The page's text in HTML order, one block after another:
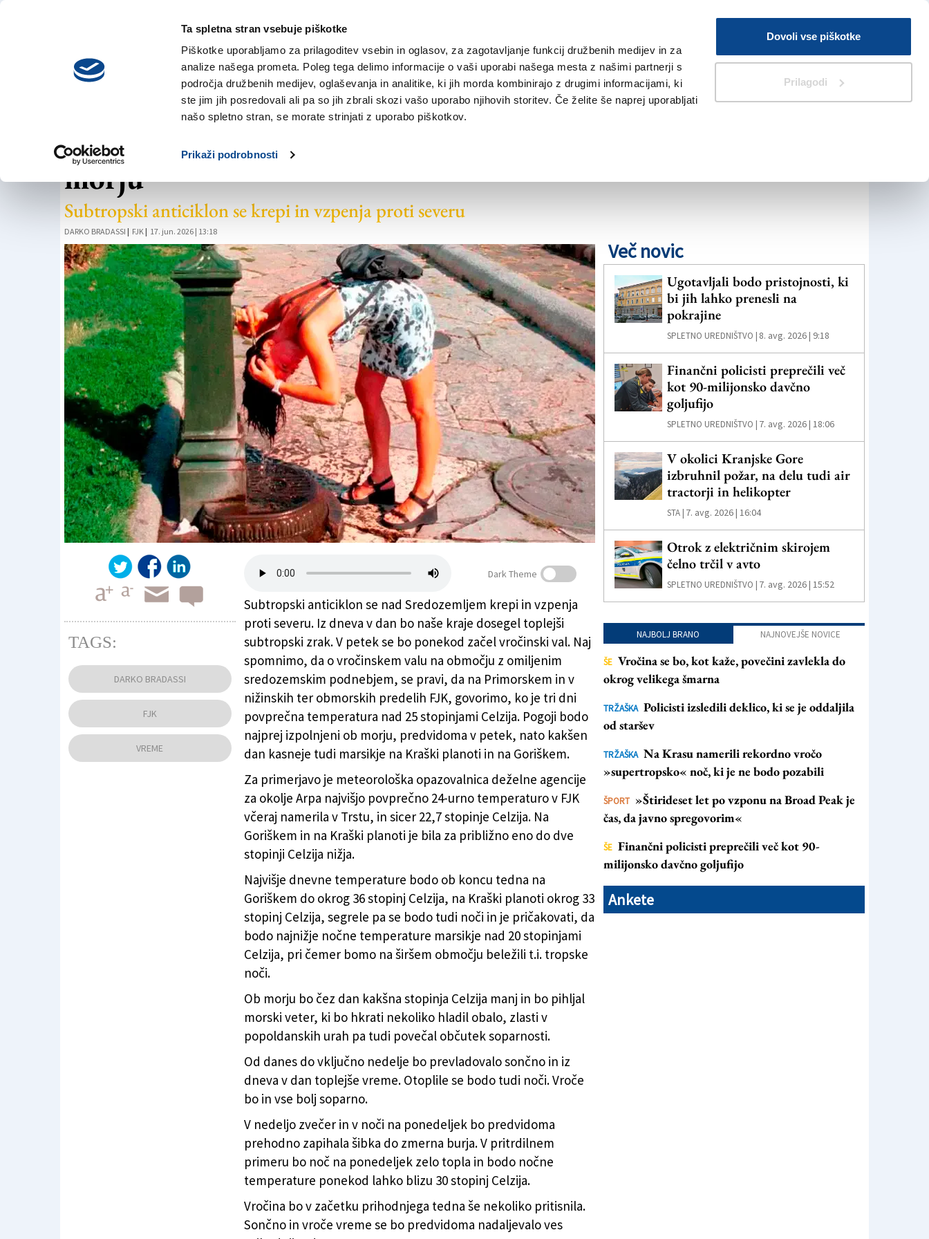
Ta spletna stran vsebuje piškotke
Piškotke uporabljamo za prilagoditev vsebin in oglasov, za zagotavljanje funkcij družbenih medijev in za
analize našega prometa. Poleg tega delimo informacije o vaši uporabi našega mesta z našimi partnerji s
področja družbenih medijev, oglaševanja in analitike, ki jih morda kombinirajo z drugimi informacijami, ki
ste jim jih posredovali ali pa so jih zbrali skozi vašo uporabo njihovih storitev. Če želite še naprej uporabljati
našo spletno stran, se morate strinjati z uporabo piškotkov.
Prikaži podrobnosti
Dovoli vse piškotke
Prilagodi
sobota,
8. avgusta 2026
V Kioskih
Iskanje
NOVICE TRŽAŠKA GORIŠKA KULTURA ŠPORT ŠE
Vročinski val se bo najprej začel ob
morju
Subtropski anticiklon se krepi in vzpenja proti severu
DARKO BRADASSI | FJK | 17. jun. 2026 | 13:18
Kmalu se bo začel vročinski val (ARHIV)
Dark Theme
Subtropski anticiklon se nad Sredozemljem krepi in vzpenja
proti severu. Iz dneva v dan bo naše kraje dosegel toplejši
subtropski zrak. V petek se bo ponekod začel vročinski val. Naj
spomnimo, da o vročinskem valu na območju z omiljenim
sredozemskim podnebjem, se pravi, da na Primorskem in v
nižinskih ter obmorskih predelih FJK, govorimo, ko je tri dni
povprečna temperatura nad 25 stopinjami Celzija. Pogoji bodo
najprej izpolnjeni ob morju, predvidoma v petek, nato kakšen
dan kasneje tudi marsikje na Kraški planoti in na Goriškem.
Za primerjavo je meteorološka opazovalnica deželne agencije
za okolje Arpa najvišjo povprečno 24-urno temperaturo v FJK
včeraj namerila v Trstu, in sicer 22,7 stopinje Celzija. Na
Goriškem in na Kraški planoti je bila za približno eno do dve
stopinji Celzija nižja.
Najvišje dnevne temperature bodo ob koncu tedna na
Goriškem do okrog 36 stopinj Celzija, na Kraški planoti okrog 33
stopinj Celzija, segrele pa se bodo tudi noči in je pričakovati, da
bodo najnižje nočne temperature marsikje nad 20 stopinjami
Celzija, pri čemer bomo na širšem območju beležili t.i. tropske
noči.
Ob morju bo čez dan kakšna stopinja Celzija manj in bo pihljal
morski veter, ki bo hkrati nekoliko hladil obalo, zlasti v
popoldanskih urah pa tudi povečal občutek soparnosti.
Od danes do vključno nedelje bo prevladovalo sončno in iz
dneva v dan toplejše vreme. Otoplile se bodo tudi noči. Vroče
bo in vse bolj soparno.
V nedeljo zvečer in v noči na ponedeljek bo predvidoma
prehodno zapihala šibka do zmerna burja. V pritrdilnem
primeru bo noč na ponedeljek zelo topla in bodo nočne
temperature ponekod lahko blizu 30 stopinj Celzija.
Vročina bo v začetku prihodnjega tedna še nekoliko pritisnila.
Sončno in vroče vreme se bo predvidoma nadaljevalo ves
TAGS:
DARKO BRADASSI
FJK
VREME
Več novic
Ugotavljali bodo pristojnosti, ki
bi jih lahko prenesli na
pokrajine
SPLETNO UREDNIŠTVO | 8. avg. 2026 | 9:18
Finančni policisti preprečili več
kot 90-milijonsko davčno
goljufijo
SPLETNO UREDNIŠTVO | 7. avg. 2026 | 18:06
V okolici Kranjske Gore
izbruhnil požar, na delu tudi air
tractorji in helikopter
STA | 7. avg. 2026 | 16:04
Otrok z električnim skirojem
čelno trčil v avto
SPLETNO UREDNIŠTVO | 7. avg. 2026 | 15:52
NAJBOLJ BRANO NAJNOVEJŠE NOVICE
ŠE Vročina se bo, kot kaže, povečini zavlekla do
okrog velikega šmarna
TRŽAŠKA Policisti izsledili deklico, ki se je oddaljila
od staršev
TRŽAŠKA Na Krasu namerili rekordno vročo
»supertropsko« noč, ki je ne bodo pozabili
ŠPORT »Štirideset let po vzponu na Broad Peak je
čas, da javno spregovorim«
ŠE Finančni policisti preprečili več kot 90-
milijonsko davčno goljufijo
Ankete